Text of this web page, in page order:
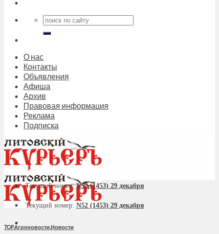
О нас
Контакты
Объявления
Афиша
Архив
Правовая информация
Реклама
Подписка
Текущий номер:N52 (1453) 29 декабря
Текущий номер: N52 (1453) 29 декабря
TOP,Агроновости,Новости